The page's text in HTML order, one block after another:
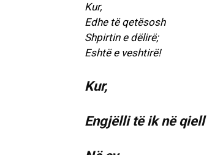
Kur,
Edhe të qetësosh
Shpirtin e dëlirë;
Eshtë e veshtirë!
Kur,
Engjëlli të ik në qiell